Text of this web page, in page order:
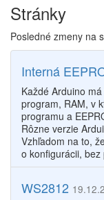
Stránky
Posledné zmeny na
Interná
Každé Arduino
program, RAM, v
programu a
Rôzne verzie
Vzhľadom na to,
o konfigurácii,
WS2812